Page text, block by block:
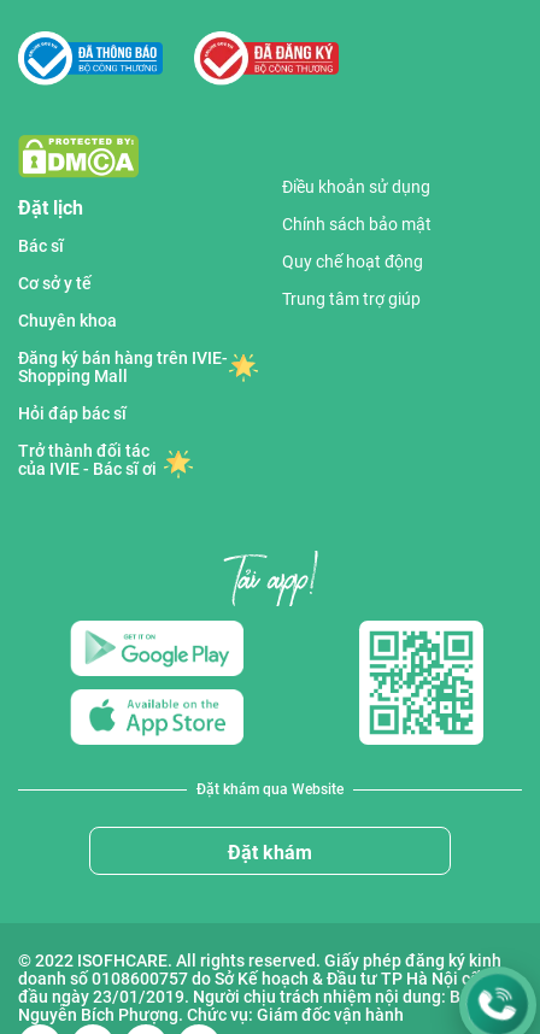
Đặt lịch
Bác sĩ
Cơ sở y tế
Chuyên khoa
Đăng ký bán hàng trên IVIE-
Shopping Mall
Hỏi đáp bác sĩ
Trở thành đối tác
của IVIE - Bác sĩ ơi
Điều khoản sử dụng
Chính sách bảo mật
Quy chế hoạt động
Trung tâm trợ giúp
Đặt khám qua Website
Đặt khám
© 2022 ISOFHCARE. All rights reserved. Giấy phép đăng ký kinh
doanh số 0108600757 do Sở Kế hoạch & Đầu tư TP Hà Nội cấp lần
đầu ngày 23/01/2019. Người chịu trách nhiệm nội dung: Bà
Nguyễn Bích Phượng. Chức vụ: Giám đốc vận hành